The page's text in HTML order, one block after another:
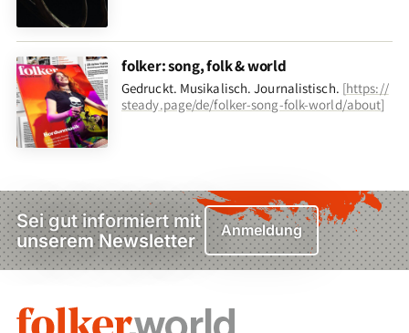
folker: song, folk & world
Gedruckt. Musikalisch. Journalistisch. [https://
steady.page/de/folker-song-folk-world/about]
Sei gut informiert mit
unserem Newsletter
Anmeldung